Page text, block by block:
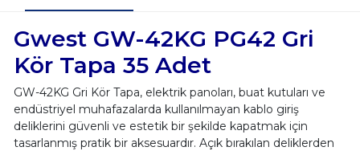
Gwest GW-42KG PG42 Gri
Kör Tapa 35 Adet
GW-42KG Gri Kör Tapa, elektrik panoları, buat kutuları ve
endüstriyel muhafazalarda kullanılmayan kablo giriş
deliklerini güvenli ve estetik bir şekilde kapatmak için
tasarlanmış pratik bir aksesuardır. Açık bırakılan deliklerden